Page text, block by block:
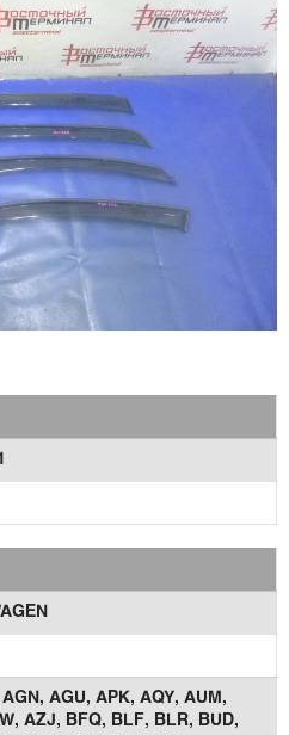
AGN, AGU, APK, AQY, AUM,
AZJ, BFQ, BLF, BLR,
BUD,